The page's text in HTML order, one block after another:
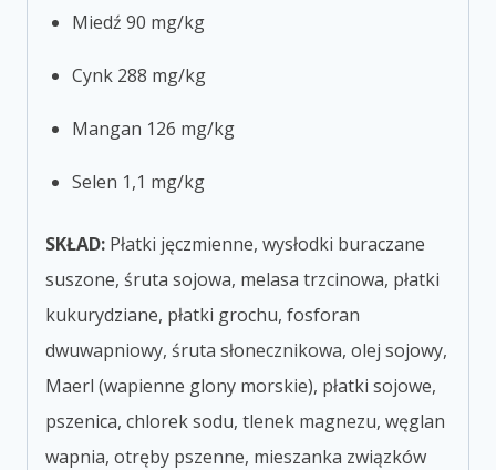
Miedź 90 mg/kg
Cynk 288 mg/kg
Mangan 126 mg/kg
Selen 1,1 mg/kg
SKŁAD: Płatki jęczmienne, wysłodki buraczane
suszone, śruta sojowa, melasa trzcinowa, płatki
kukurydziane, płatki grochu, fosforan
dwuwapniowy, śruta słonecznikowa, olej sojowy,
Maerl (wapienne glony morskie), płatki sojowe,
pszenica, chlorek sodu, tlenek magnezu, węglan
wapnia, otręby pszenne, mieszanka związków